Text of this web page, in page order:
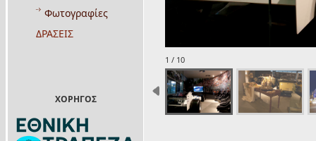
Φωτογραφίες
ΔΡΑΣΕΙΣ
1 / 10
ΧΟΡΗΓΟΣ